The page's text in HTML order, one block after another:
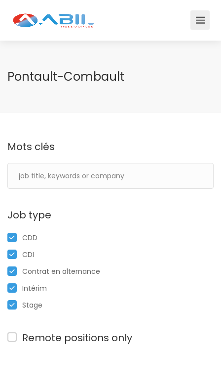
Pontault-Combault
Mots clés
Job type
CDD
CDI
Contrat en alternance
Intérim
Stage
Remote positions only